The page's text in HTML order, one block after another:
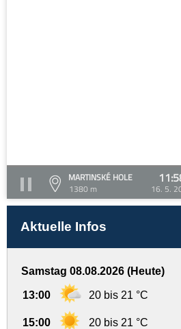
MARTINSKÉ HOLE
1380 m
16. 5.
Aktuelle Infos
Samstag 08.08.2026 (Heute)
13:00 20 bis 21 °C
15:00 20 bis 21 °C